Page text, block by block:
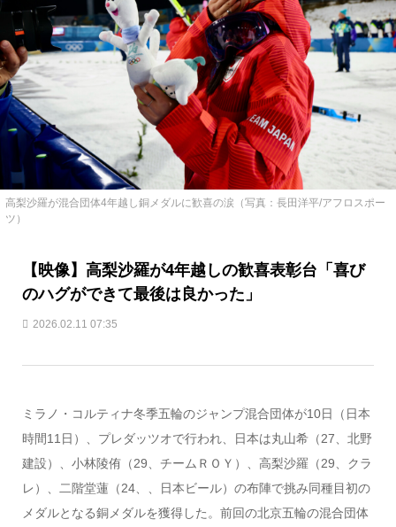
高梨沙羅が混合団体4年越し銅メダルに歓喜の涙（写真：長田洋平/アフロスポー
ツ）
【映像】高梨沙羅が4年越しの歓喜表彰台「喜び
のハグができて最後は良かった」
2026.02.11 07:35
ミラノ・コルティナ冬季五輪のジャンプ混合団体が10日（日本
時間11日）、プレダッツオで行われ、日本は丸山希（27、北野
建設）、小林陵侑（29、チームＲＯＹ）、高梨沙羅（29、クラ
レ）、二階堂蓮（24、、日本ビール）の布陣で挑み同種目初の
メダルとなる銅メダルを獲得した。前回の北京五輪の混合団体